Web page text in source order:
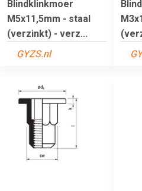
Blindklinkmoer
M5x11,5mm - staal
(verzinkt) - verz...
GYZS.nl